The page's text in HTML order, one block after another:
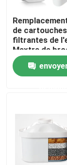
Broc alcalin
Broc
Broc de l'eau
Cartouche
cartouches
de cartouches
filtrantes de
Maxtra de
la valeur d'un